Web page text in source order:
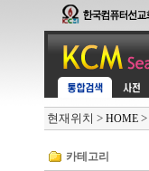
현재위치 > HOME >
카테고리